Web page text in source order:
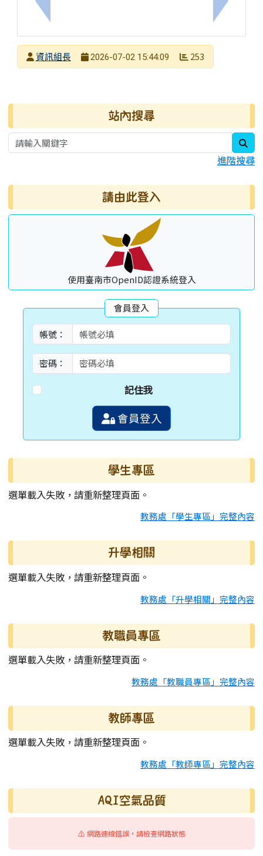
上一筆：臺南市立崇明國中115學年度代理教師甄選
下一筆：
發布者
資訊組長
2026-07-02 15:44:09 253
右邊區域內容 站內搜尋
進階搜尋
請由此登入
使用臺南市OpenID認證系統登入
會員登入
帳號：
密碼：
記住我
會員登入
學生專區
選單載入失敗，請重新整理頁面。
教務處「學生專區」完整內容
升學相關
選單載入失敗，請重新整理頁面。
教務處「升學相關」完整內容
教職員專區
選單載入失敗，請重新整理頁面。
教務處「教職員專區」完整內容
教師專區
選單載入失敗，請重新整理頁面。
教務處「教師專區」完整內容
AQI空氣品質
⚠️ 網路連線錯誤，請檢查網路狀態